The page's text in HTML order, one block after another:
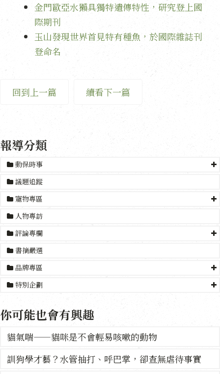
金門歐亞水獺具獨特遺傳特性，研究登上國
際期刊
玉山發現世界首見特有種魚，於國際雜誌刊
登命名
回到上一篇 續看下一篇
報導分類
動保時事
議題追蹤
寵物專區
人物專訪
評論專欄
書摘嚴選
品牌專區
特別企劃
你可能也會有興趣
貓氣喘——貓咪是不會輕易咳嗽的動物
訓狗學才藝？水管抽打、呼巴掌，卻查無虐待事實